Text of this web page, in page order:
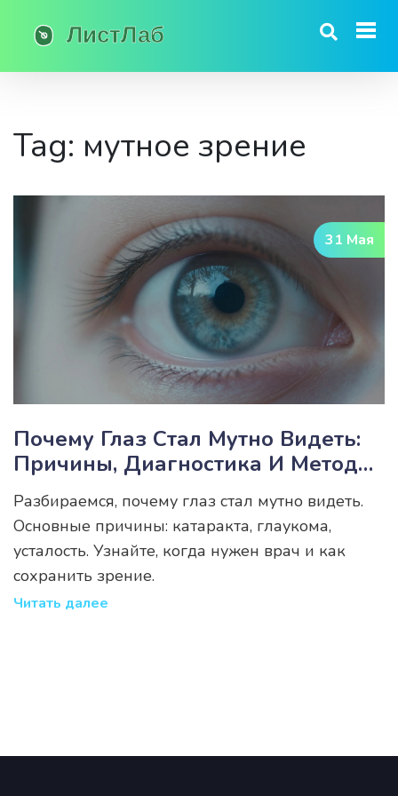
Tag: мутное зрение
31 Мая
Почему Глаз Стал Мутно Видеть:
Причины, Диагностика И Методы
Лечения
Разбираемся, почему глаз стал мутно видеть.
Основные причины: катаракта, глаукома,
усталость. Узнайте, когда нужен врач и как
сохранить зрение.
Читать далее